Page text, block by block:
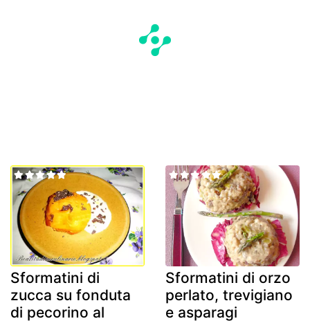
Sformatini di
zucca su fonduta
di pecorino al
Sformatini di orzo
perlato, trevigiano
e asparagi